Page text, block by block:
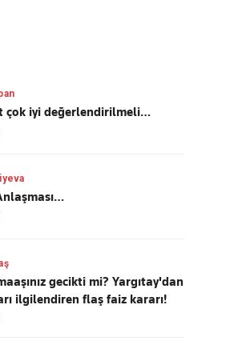
çok iyi değerlendirilmeli…
gecikti mi? Yargıtay'dan
ilgilendiren flaş faiz kararı!